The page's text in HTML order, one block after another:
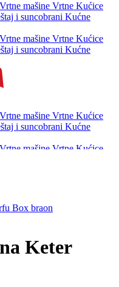
Vrtne mašine Vrtne Kućice
i suncobrani Kućne
Vrtne mašine Vrtne Kućice
i suncobrani Kućne
Vrtne mašine Vrtne Kućice
i suncobrani Kućne
Vrtne mašine Vrtne Kućice
Box braon
Keter